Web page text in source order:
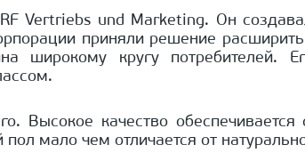
Vertriebs und Marketing. Он
приняли решение
широкому кругу
Высокое качество
мало чем отличается от